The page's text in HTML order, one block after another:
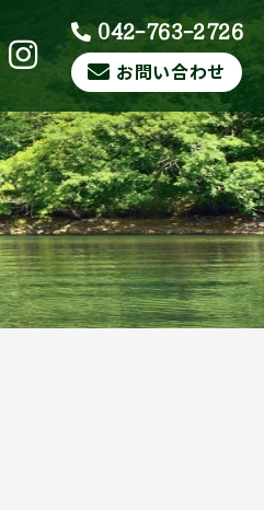
042-763-2726
お問い合わせ